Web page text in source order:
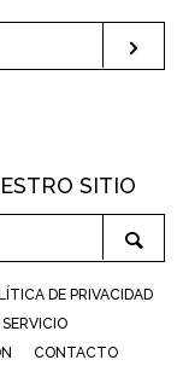
SITIO
DE PRIVACIDAD
CONTACTO